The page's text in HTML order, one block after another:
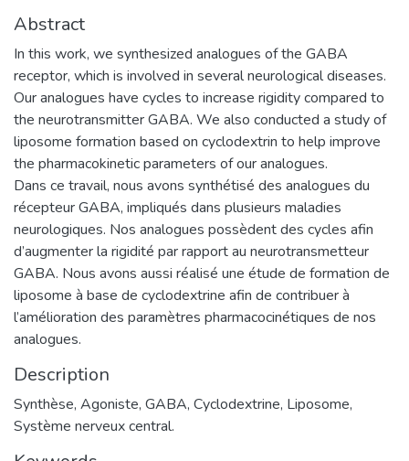
Abstract
In this work, we synthesized analogues of the GABA
receptor, which is involved in several neurological diseases.
Our analogues have cycles to increase rigidity compared to
the neurotransmitter GABA. We also conducted a study of
liposome formation based on cyclodextrin to help improve
the pharmacokinetic parameters of our analogues.
Dans ce travail, nous avons synthétisé des analogues du
récepteur GABA, impliqués dans plusieurs maladies
neurologiques. Nos analogues possèdent des cycles afin
d’augmenter la rigidité par rapport au neurotransmetteur
GABA. Nous avons aussi réalisé une étude de formation de
liposome à base de cyclodextrine afin de contribuer à
l’amélioration des paramètres pharmacocinétiques de nos
analogues.
Description
Synthèse, Agoniste, GABA, Cyclodextrine, Liposome,
Système nerveux central.